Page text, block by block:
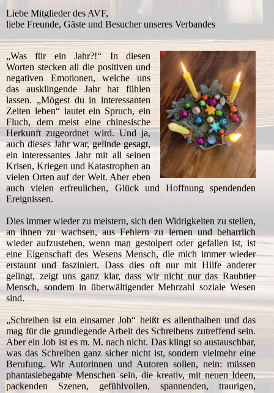
Liebe Mitglieder des AVF,
liebe Freunde, Gäste und Besucher unseres Verbandes
„Was für ein Jahr?!“ In diesen
Worten stecken all die positiven und
negativen Emotionen, welche uns
das ausklingende Jahr hat fühlen
lassen. „Mögest du in interessanten
Zeiten leben“ lautet ein Spruch, ein
Fluch, dem meist eine chinesische
Herkunft zugeordnet wird. Und ja,
auch dieses Jahr war, gelinde gesagt,
ein interessantes Jahr mit all seinen
Krisen, Kriegen und Katastrophen an
vielen Orten auf der Welt. Aber eben
auch vielen erfreulichen, Glück und Hoffnung spendenden
Ereignissen.
Dies immer wieder zu meistern, sich den Widrigkeiten zu stellen,
an ihnen zu wachsen, aus Fehlern zu lernen und beharrlich
wieder aufzustehen, wenn man gestolpert oder gefallen ist, ist
eine Eigenschaft des Wesens Mensch, die mich immer wieder
erstaunt und fasziniert. Dass dies oft nur mit Hilfe anderer
gelingt, zeigt uns ganz klar, dass wir nicht nur das Raubtier
Mensch, sondern in überwältigender Mehrzahl soziale Wesen
sind.
„Schreiben ist ein einsamer Job“ heißt es allenthalben und das
mag für die grundlegende Arbeit des Schreibens zutreffend sein.
Aber ein Job ist es m. M. nach nicht. Das klingt so austauschbar,
was das Schreiben ganz sicher nicht ist, sondern vielmehr eine
Berufung. Wir Autorinnen und Autoren sollen, nein: müssen
phantasiebegabte Menschen sein, die kreativ, mit neuen Ideen,
packenden Szenen, gefühlvollen, spannenden, traurigen,